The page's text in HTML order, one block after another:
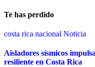
Te has perdido
costa rica nacional Noticia
Aisladores sísmicos
resiliente en Costa Rica